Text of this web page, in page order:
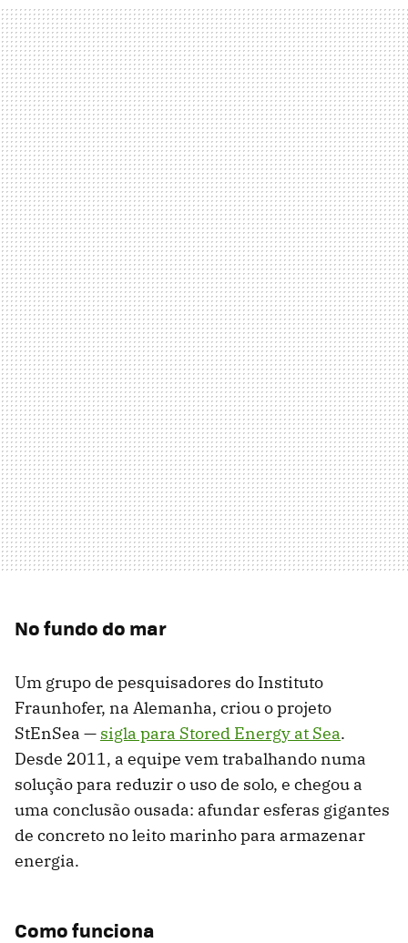
No fundo do mar
Um grupo de pesquisadores do Instituto
Fraunhofer, na Alemanha, criou o projeto
StEnSea — sigla para Stored Energy at Sea.
Desde 2011, a equipe vem trabalhando numa
solução para reduzir o uso de solo, e chegou a
uma conclusão ousada: afundar esferas gigantes
de concreto no leito marinho para armazenar
energia.
Como funciona